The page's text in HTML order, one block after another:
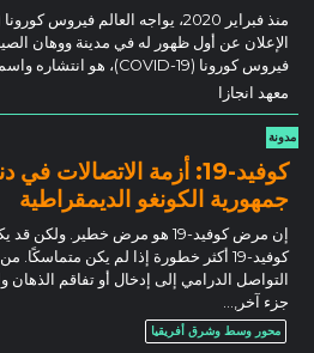
فيروس كورونا (COVID-19)، هو انتشاره واسمه. الموتى (à ce…
معهد انجازا
مدونة
كوفيد-19: أزمة الاتصالات
جمهورية الكونغو الديمقراطية
إن مرض كوفيد-19 هو مرض خطير.
كوفيد-19 أكثر خطورة إذا لم يكن
التواصل الدرامي إلى إدخال أو تفاقم
جزء آخر,…
محور وسط وشرق أفريقيا